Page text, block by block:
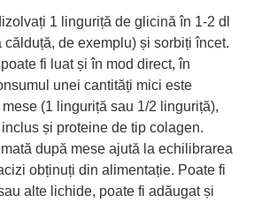
1 linguriță de glicină în 1-2 dl
de exemplu) și sorbiți încet.
fi luat și în mod direct, în
unei cantități mici este
(1 linguriță sau 1/2 linguriță),
și proteine de tip colagen.
după mese ajută la echilibrarea
obținuți din alimentație. Poate fi
alte lichide, poate fi adăugat și